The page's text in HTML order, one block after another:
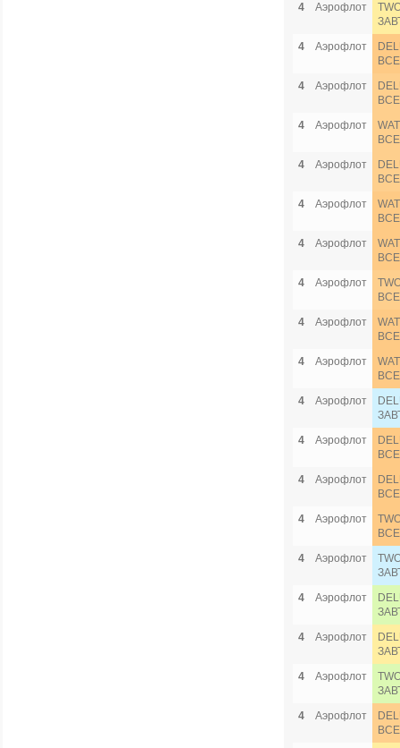
4
Аэрофлот
4
Аэрофлот
4
Аэрофлот
4
Аэрофлот
4
Аэрофлот
4
Аэрофлот
4
Аэрофлот
4
Аэрофлот
4
Аэрофлот
4
Аэрофлот
4
Аэрофлот
4
Аэрофлот
4
Аэрофлот
4
Аэрофлот
4
Аэрофлот
4
Аэрофлот
4
Аэрофлот
4
Аэрофлот
4
Аэрофлот